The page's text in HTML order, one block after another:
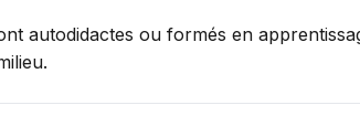
autodidactes ou formés en